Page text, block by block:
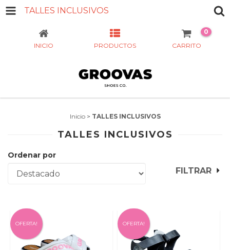
TALLES INCLUSIVOS
INICIO PRODUCTOS CARRITO
0
Inicio > TALLES INCLUSIVOS
TALLES INCLUSIVOS
Ordenar por
FILTRAR
OFERTA! OFERTA!